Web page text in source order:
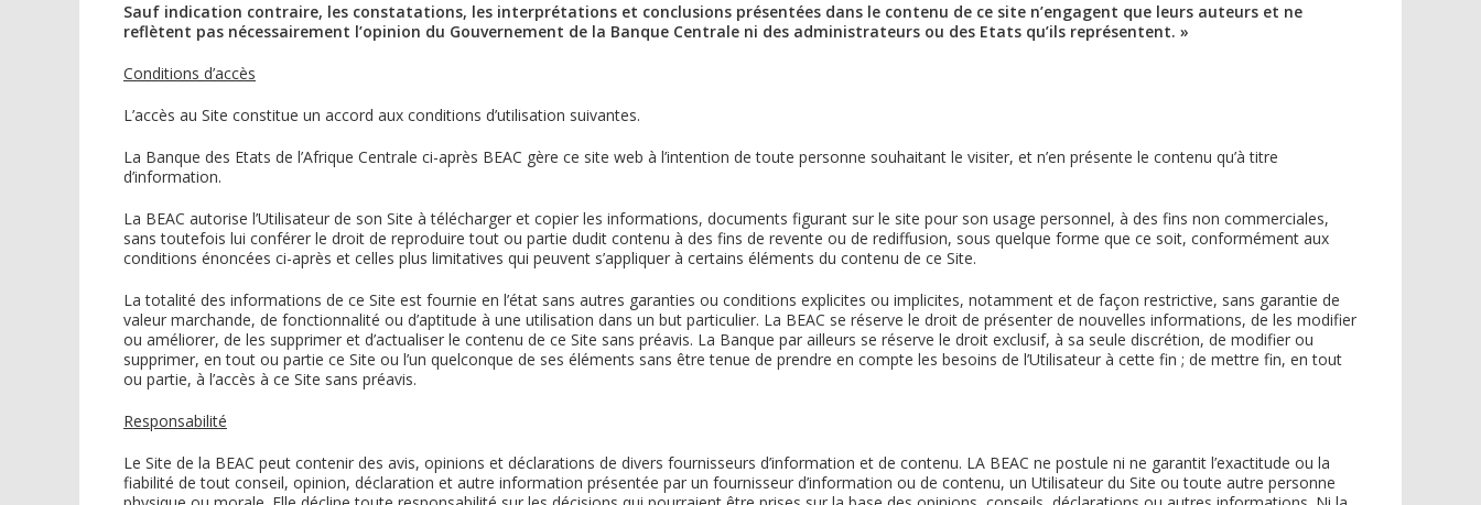
Sauf indication contraire, les constatations, les interprétations et conclusions présentées dans le contenu de ce site n’engagent que leurs auteurs et ne
reflètent pas nécessairement l’opinion du Gouvernement de la Banque Centrale ni des administrateurs ou des Etats qu’ils représentent. »
Conditions d’accès
L’accès au Site constitue un accord aux conditions d’utilisation suivantes.
La Banque des Etats de l’Afrique Centrale ci-après BEAC gère ce site web à l’intention de toute personne souhaitant le visiter, et n’en présente le contenu qu’à titre
d’information.
La BEAC autorise l’Utilisateur de son Site à télécharger et copier les informations, documents figurant sur le site pour son usage personnel, à des fins non commerciales,
sans toutefois lui conférer le droit de reproduire tout ou partie dudit contenu à des fins de revente ou de rediffusion, sous quelque forme que ce soit, conformément aux
conditions énoncées ci-après et celles plus limitatives qui peuvent s’appliquer à certains éléments du contenu de ce Site.
La totalité des informations de ce Site est fournie en l’état sans autres garanties ou conditions explicites ou implicites, notamment et de façon restrictive, sans garantie de
valeur marchande, de fonctionnalité ou d’aptitude à une utilisation dans un but particulier. La BEAC se réserve le droit de présenter de nouvelles informations, de les modifier
ou améliorer, de les supprimer et d’actualiser le contenu de ce Site sans préavis. La Banque par ailleurs se réserve le droit exclusif, à sa seule discrétion, de modifier ou
supprimer, en tout ou partie ce Site ou l’un quelconque de ses éléments sans être tenue de prendre en compte les besoins de l’Utilisateur à cette fin ; de mettre fin, en tout
ou partie, à l’accès à ce Site sans préavis.
Responsabilité
Le Site de la BEAC peut contenir des avis, opinions et déclarations de divers fournisseurs d’information et de contenu. LA BEAC ne postule ni ne garantit l’exactitude ou la
fiabilité de tout conseil, opinion, déclaration et autre information présentée par un fournisseur d’information ou de contenu, un Utilisateur du Site ou toute autre personne